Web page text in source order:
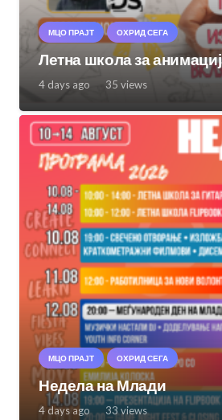
МЦО ПРАЈТ ОХРИД СЕГА
Летна школа за
4 days ago 35 views
МЦО ПРАЈТ ОХРИД СЕГА
Недела на Млади
4 days ago 33views